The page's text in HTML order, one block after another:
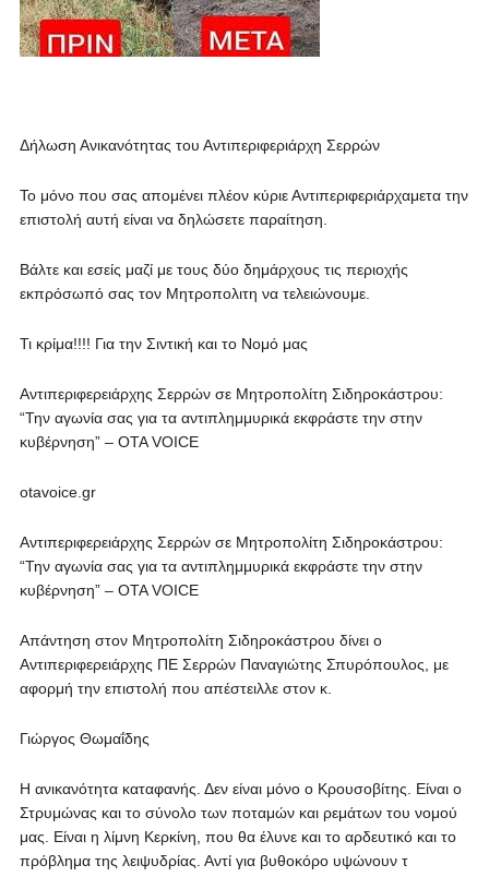
Δήλωση Ανικανότητας του Αντιπεριφεριάρχη Σερρών
Το μόνο που σας απομένει πλέον κύριε Αντιπεριφεριάρχαμετα την
επιστολή αυτή είναι να δηλώσετε παραίτηση.
Βάλτε και εσείς μαζί με τους δύο δημάρχους τις περιοχής
εκπρόσωπό σας τον Μητροπολιτη να τελειώνουμε.
Τι κρίμα!!!! Για την Σιντική και το Νομό μας
Αντιπεριφερειάρχης Σερρών σε Μητροπολίτη Σιδηροκάστρου:
“Την αγωνία σας για τα αντιπλημμυρικά εκφράστε την στην
κυβέρνηση” – OTA VOICE
otavoice.gr
Αντιπεριφερειάρχης Σερρών σε Μητροπολίτη Σιδηροκάστρου:
“Την αγωνία σας για τα αντιπλημμυρικά εκφράστε την στην
κυβέρνηση” – OTA VOICE
Απάντηση στον Μητροπολίτη Σιδηροκάστρου δίνει ο
Αντιπεριφερειάρχης ΠΕ Σερρών Παναγιώτης Σπυρόπουλος, με
αφορμή την επιστολή που απέστειλλε στον κ.
Γιώργος Θωμαΐδης
Η ανικανότητα καταφανής. Δεν είναι μόνο ο Κρουσοβίτης. Είναι ο
Στρυμώνας και το σύνολο των ποταμών και ρεμάτων του νομού
μας. Είναι η λίμνη Κερκίνη, που θα έλυνε και το αρδευτικό και το
πρόβλημα της λειψυδρίας. Αντί για βυθοκόρο υψώνουν τ